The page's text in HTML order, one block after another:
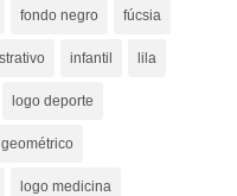
fondo negro fúcsia
infantil lila
logo deporte
logo medicina